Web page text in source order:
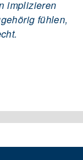
implizieren
fühlen,